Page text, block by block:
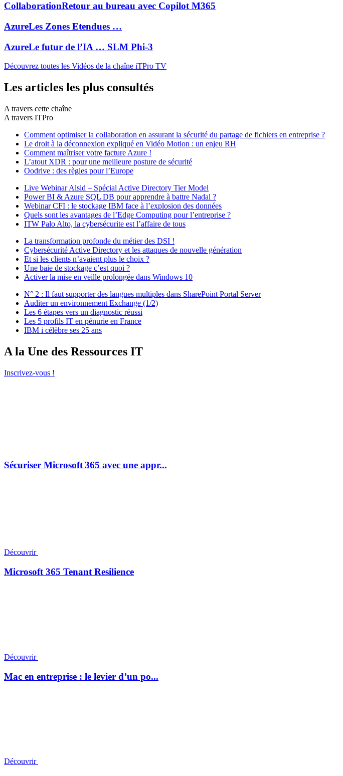
CollaborationRetour au bureau avec Copilot M365
AzureLes Zones Etendues …
AzureLe futur de l’IA … SLM Phi-3
Découvrez toutes les Vidéos de la chaîne iTPro TV
Les articles les plus consultés
A travers cette chaîne
A travers ITPro
Comment optimiser la collaboration en assurant la sécurité du partage de fichiers en entreprise ?
Le droit à la déconnexion expliqué en Vidéo Motion : un enjeu RH
Comment maîtriser votre facture Azure !
L’atout XDR : pour une meilleure posture de sécurité
Oodrive : des règles pour l’Europe
Live Webinar Alsid – Spécial Active Directory Tier Model
Power BI & Azure SQL DB pour apprendre à battre Nadal ?
Webinar CFI : le stockage IBM face à l’explosion des données
Quels sont les avantages de l’Edge Computing pour l’entreprise ?
ITW Palo Alto, la cybersécurite est l’affaire de tous
La transformation profonde du métier des DSI !
Cybersécurité Active Directory et les attaques de nouvelle génération
Et si les clients n’avaient plus le choix ?
Une baie de stockage c’est quoi ?
Activer la mise en veille prolongée dans Windows 10
N° 2 : Il faut supporter des langues multiples dans SharePoint Portal Server
Auditer un environnement Exchange (1/2)
Les 6 étapes vers un diagnostic réussi
Les 5 profils IT en pénurie en France
IBM i célèbre ses 25 ans
A la Une des Ressources IT
Inscrivez-vous !
Sécuriser Microsoft 365 avec une appr...
Découvrir
Microsoft 365 Tenant Resilience
Découvrir
Mac en entreprise : le levier d’un po...
Découvrir